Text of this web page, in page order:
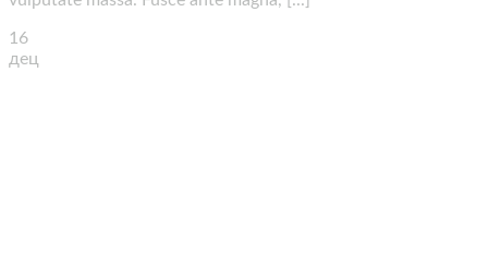
16
дец